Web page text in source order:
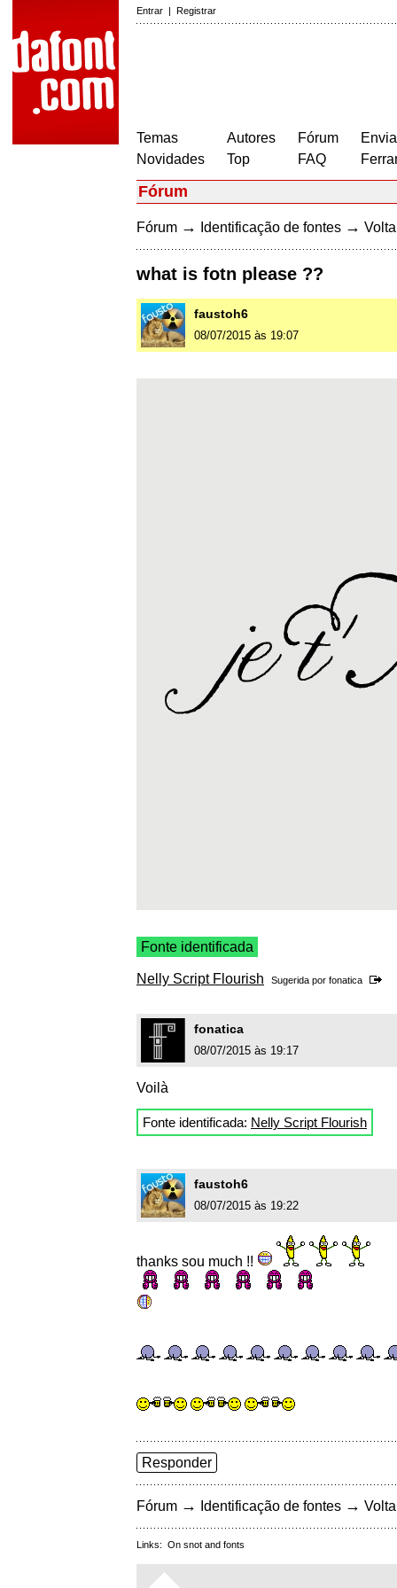
Entrar | Registrar
Temas
Novidades
Autores
Top
Fórum
FAQ
Fórum
Fórum → Identificação de fontes →
what is fotn please ??
faustoh6
08/07/2015 às 19:07
Fonte identificada
Nelly Script Flourish Sugerida por fonatica
fonatica
08/07/2015 às 19:17
Voilà
Fonte identificada: Nelly Script Flourish
faustoh6
08/07/2015 às 19:22
thanks sou much !!
Responder
Fórum → Identificação de fontes →
Links: On snot and fonts